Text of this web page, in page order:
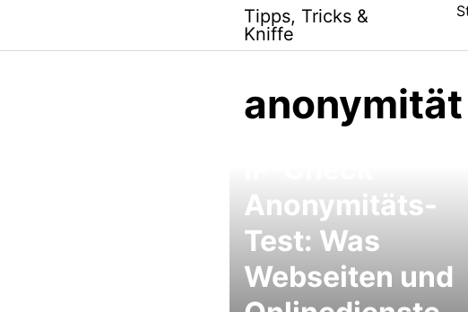
content
Tipps, Tricks &
Kniffe
anonymität
Anonymitäts-
Test: Was
Webseiten und